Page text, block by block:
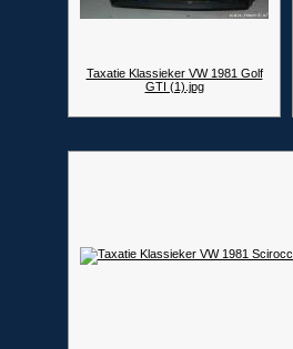
Taxatie Klassieker VW 1981 Golf
GTI (1).jpg